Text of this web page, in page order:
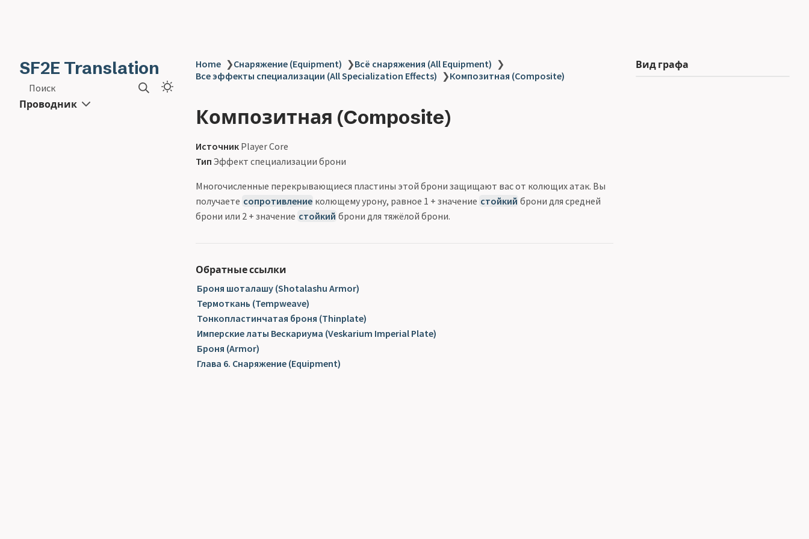
SF2E Translation
Поиск
Проводник
Home ❯Снаряжение (Equipment) ❯Всё снаряжения (All Equipment) ❯
Все эффекты специализации (All Specialization Effects) ❯Композитная (Composite)
Композитная (Composite)
Источник Player Core
Тип Эффект специализации брони
Многочисленные перекрывающиеся пластины этой брони защищают вас от колющих атак. Вы
получаете сопротивление колющему урону, равное 1 + значение стойкий брони для средней
брони или 2 + значение стойкий брони для тяжёлой брони.
Обратные ссылки
Броня шоталашу (Shotalashu Armor)
Термоткань (Tempweave)
Тонкопластинчатая броня (Thinplate)
Имперские латы Вескариума (Veskarium Imperial Plate)
Броня (Armor)
Глава 6. Снаряжение (Equipment)
Вид графа